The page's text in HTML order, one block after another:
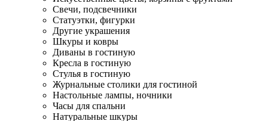
Свечи, подсвечники
Статуэтки, фигурки
Другие украшения
Шкуры и ковры
Диваны в гостиную
Кресла в гостиную
Стулья в гостиную
Журнальные столики для гостиной
Настольные лампы, ночники
Часы для спальни
Натуральные шкуры